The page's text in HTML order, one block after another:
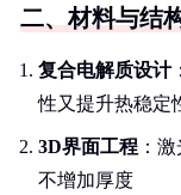
二、材料与结
复合电解质设计
性又提升热稳定
3D界面工程 ：
不增加厚度